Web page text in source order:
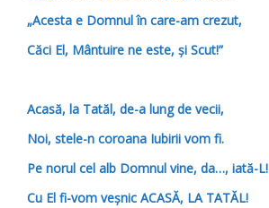
„Acesta e Domnul în care-am crezut,
Căci El, Mântuire ne este, şi Scut!”
Acasă, la Tatăl, de-a lung de vecii,
Noi, stele-n coroana Iubirii vom fi.
Pe norul cel alb Domnul vine, da…, iată-L!
Cu El fi-vom veşnic ACASĂ, LA TATĂL!